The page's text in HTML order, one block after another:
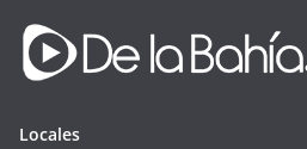
Locales